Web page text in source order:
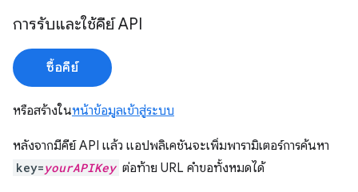
การรับและใช้คีย์ API
ซื้อคีย์
หรือสร้างในหน้าข้อมูลเข้าสู่ระบบ
หลังจากมีคีย์ API แล้ว แอปพลิเคชันจะเพิ่มพารามิเตอร์การค้นหา
key=yourAPIKey ต่อท้าย URL คำขอทั้งหมดได้